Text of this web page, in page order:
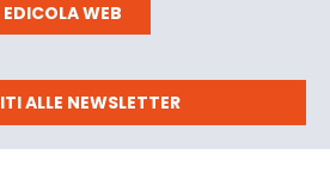
EDICOLA WEB
ALLE NEWSLETTER